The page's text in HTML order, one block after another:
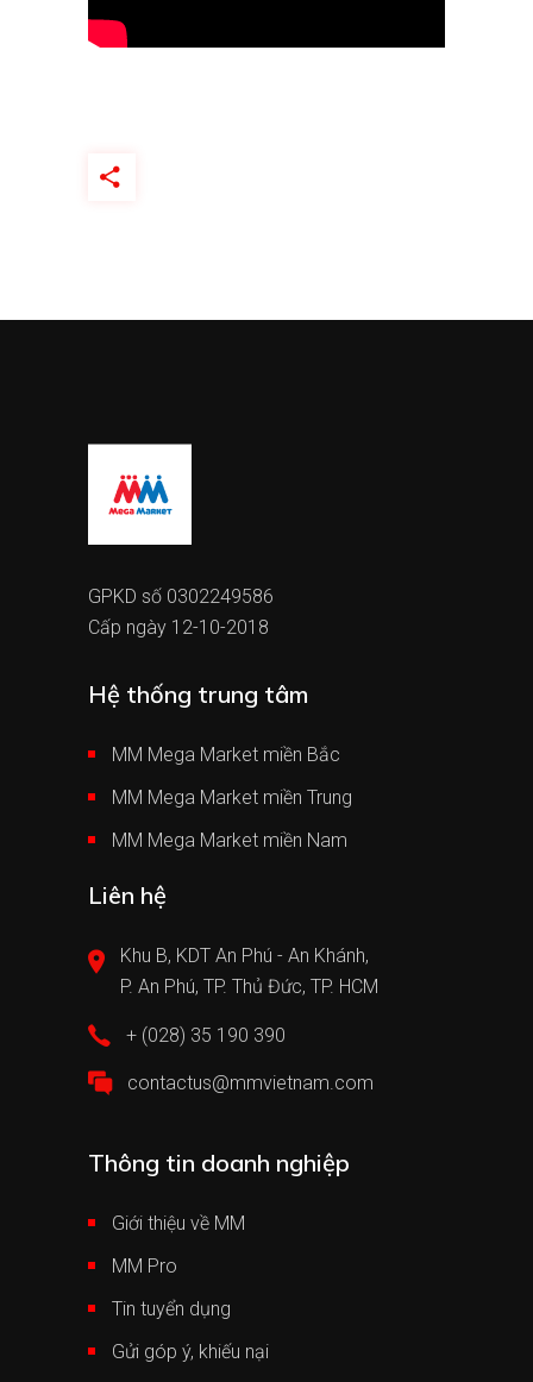
GPKD số 0302249586
Cấp ngày 12-10-2018
Hệ thống trung tâm
MM Mega Market miền Bắc
MM Mega Market miền Trung
MM Mega Market miền Nam
Liên hệ
Khu B, KDT An Phú - An Khánh,
P. An Phú, TP. Thủ Đức, TP. HCM
+ (028) 35 190 390
contactus@mmvietnam.com
Thông tin doanh nghiệp
Giới thiệu về MM
MM Pro
Tin tuyển dụng
Gửi góp ý, khiếu nại